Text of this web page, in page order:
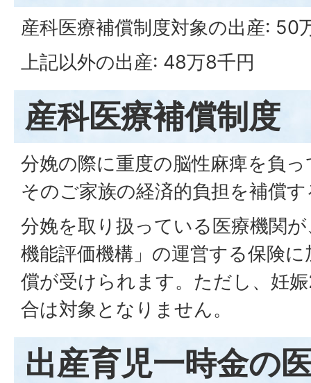
産科医療補償制度対象の出産: 50
上記以外の出産: 48万8千円
産科医療補償制度
分娩の際に重度の脳性麻痺を負
そのご家族の経済的負担を補償
分娩を取り扱っている医療機関
機能評価機構」の運営する保険
償が受けられます。ただし、妊
合は対象となりません。
出産育児一時金の